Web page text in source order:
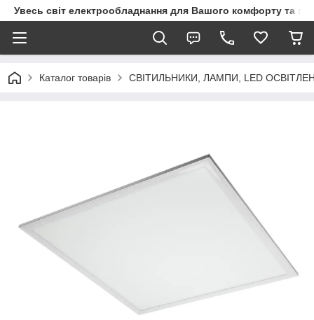
Увесь світ електрообладнання для Вашого комфорту та
Каталог товарів СВІТИЛЬНИКИ, ЛАМПИ, LED